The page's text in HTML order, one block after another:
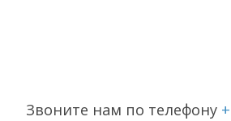
Звоните нам по телефону